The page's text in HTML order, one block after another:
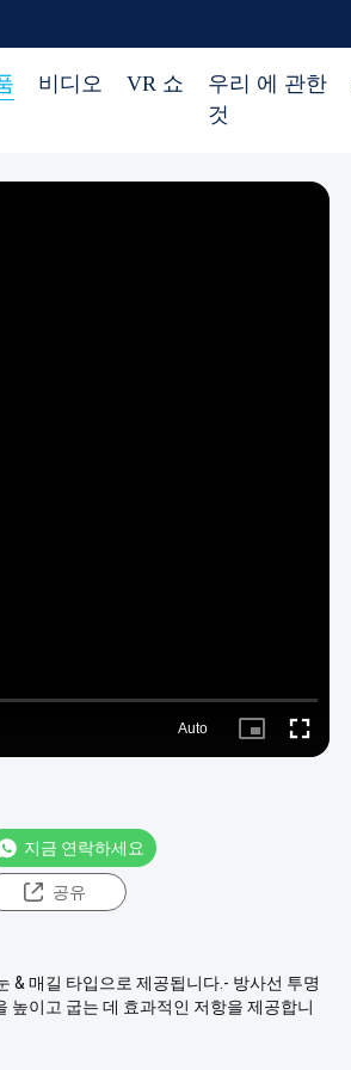
비디오 VR 쇼
우리 에 관한
것
Auto
Picture- Fullscreen
지금 연락하세요
공유
& 매길 타입으로 제공됩니다.- 방사선 투명
높이고 굽는 데 효과적인 저항을 제공합니